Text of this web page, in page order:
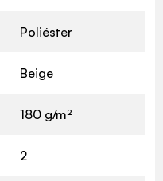
Poliéster
Beige
180 g/m²
2